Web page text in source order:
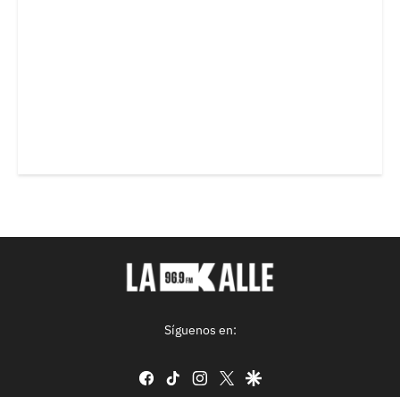
Síguenos en:
facebook
tiktok instagram
twittergoogle